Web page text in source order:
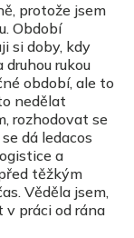
protože jsem
Období
si doby, kdy
druhou rukou
období, ale to
nedělat
rozhodovat se
dá ledacos
a
těžkým
Věděla jsem,
v práci od rána